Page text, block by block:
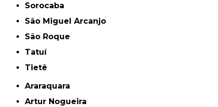
Sorocaba
São Miguel Arcanjo
São Roque
Tatuí
Tietê
Araraquara
Artur Nogueira